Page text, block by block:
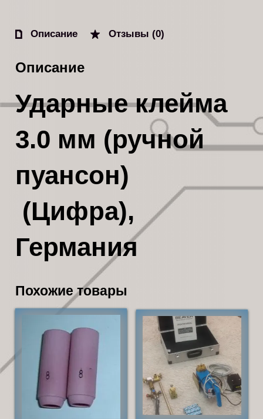
Описание Отзывы (0)
Описание
Ударные клейма
3.0 мм (ручной
пуансон)
(Цифра),
Германия
Похожие товары